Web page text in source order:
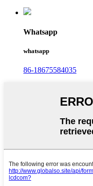
Whatsapp
whatsapp
86-18675584035